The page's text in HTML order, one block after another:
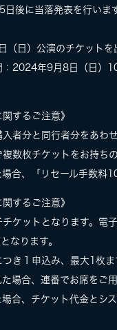
後に当落発表を行いま
（日）公演のチケット
：2024年9月8日（日）
するご注意》
入者分と同行者分をあわ
数枚チケットをお持ち
場合、「リセール手数料
するご注意》
チケットとなります。電
なります。
つき１申込み、最大1枚
場合、連番でお席をご
場合、チケット代金とシ